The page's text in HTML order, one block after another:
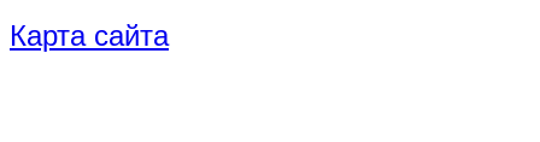
Карта сайта